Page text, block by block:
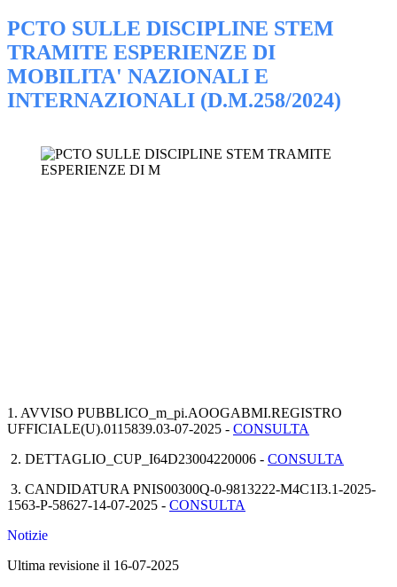
PCTO SULLE DISCIPLINE STEM
TRAMITE ESPERIENZE DI
MOBILITA' NAZIONALI E
INTERNAZIONALI (D.M.258/2024)
1. AVVISO PUBBLICO_m_pi.AOOGABMI.REGISTRO
UFFICIALE(U).0115839.03-07-2025 - CONSULTA
2. DETTAGLIO_CUP_I64D23004220006 - CONSULTA
3. CANDIDATURA PNIS00300Q-0-9813222-M4C1I3.1-2025-
1563-P-58627-14-07-2025 - CONSULTA
Notizie
Ultima revisione il 16-07-2025